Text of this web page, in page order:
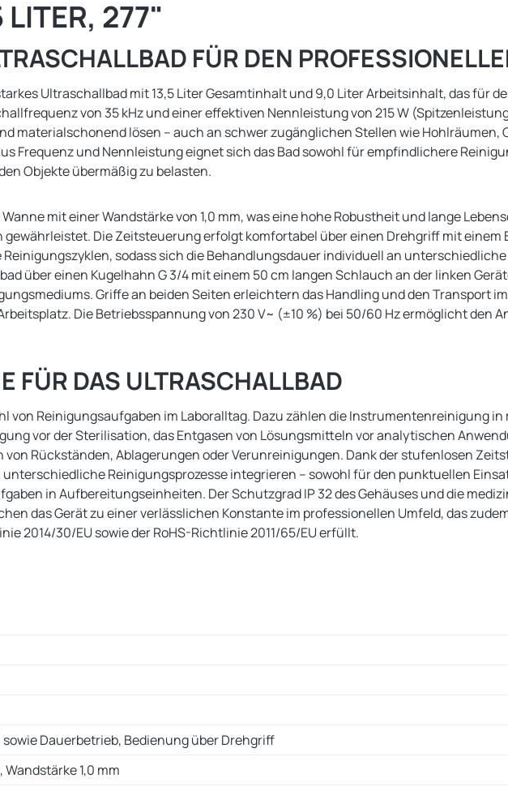
277"
FÜR DEN
Ultraschallbad mit 13,5 Liter Gesamtinhalt und 9,0 Liter Arbeitsinhalt, das für
von 35 kHz und einer effektiven Nennleistung von 215 W
materialschonend lösen – auch an schwer zugänglichen Stellen wie Hohlräumen,
Frequenz und Nennleistung eignet sich das Bad sowohl für empfindlichere
Objekte übermäßig zu belasten.
mit einer Wandstärke von 1,0 mm, was eine hohe Robustheit und lange
Die Zeitsteuerung erfolgt komfortabel über einen Drehgriff mit einem
sodass sich die Behandlungsdauer individuell an
über einen Kugelhahn G 3/4 mit einem 50 cm langen Schlauch an der linken
Griffe an beiden Seiten erleichtern das Handling und den Transport
Die Betriebsspannung von 230 V~ (±10 %) bei 50/60 Hz ermöglicht den
FÜR DAS ULTRASCHALLBAD
von Reinigungsaufgaben im Laboralltag. Dazu zählen die Instrumentenreinigung
vor der Sterilisation, das Entgasen von Lösungsmitteln vor analytischen
Rückständen, Ablagerungen oder Verunreinigungen. Dank der stufenlosen
Reinigungsprozesse integrieren – sowohl für den punktuellen
in Aufbereitungseinheiten. Der Schutzgrad IP 32 des Gehäuses und die
das Gerät zu einer verlässlichen Konstante im professionellen Umfeld, das
2014/30/EU sowie der RoHS-Richtlinie 2011/65/EU erfüllt.
sowie Dauerbetrieb, Bedienung über Drehgriff
Wandstärke 1,0 mm